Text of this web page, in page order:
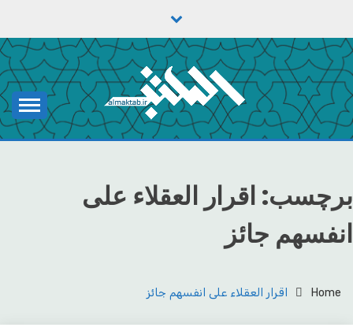
content
مکتب
یادداشت‌های رضا اسکندری
برچسب: اقرار العقلاء علی
انفسهم جائز
Home اقرار العقلاء علی انفسهم جائز